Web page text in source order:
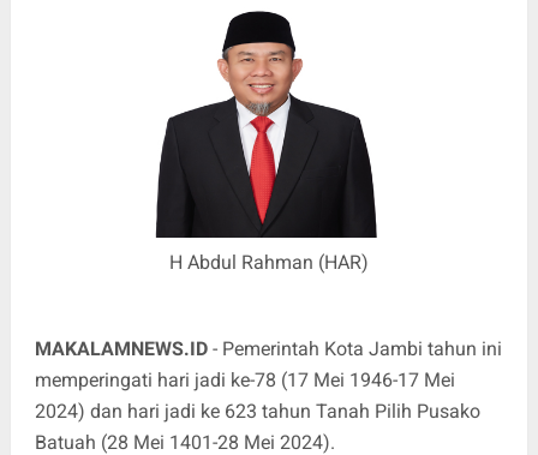
H Abdul Rahman (HAR)
MAKALAMNEWS.ID- Pemerintah Kota Jambi tahun ini
memperingati hari jadi ke-78 (17 Mei 1946-17 Mei
2024) dan hari jadi ke 623 tahun Tanah Pilih Pusako
Batuah (28 Mei 1401-28 Mei 2024).